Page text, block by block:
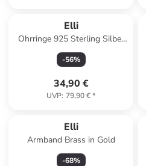
Elli
Ohrringe 925 Sterling Silber
Geo in Silber
-56%
34,90 €
UVP: 79,90 €*
Elli
Armband Brass in Gold
-68%